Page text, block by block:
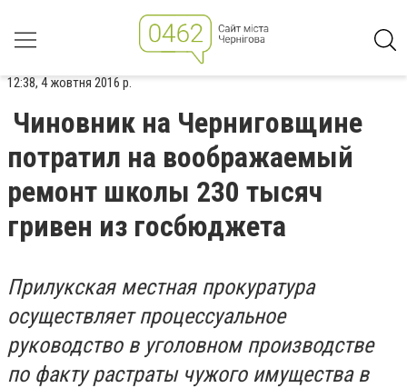
12:38, 4 жовтня 2016 р.
Чиновник на Черниговщине
потратил на воображаемый
ремонт школы 230 тысяч
гривен из госбюджета
Прилукская местная прокуратура
осуществляет процессуальное
руководство в уголовном производстве
по факту растраты чужого имущества в